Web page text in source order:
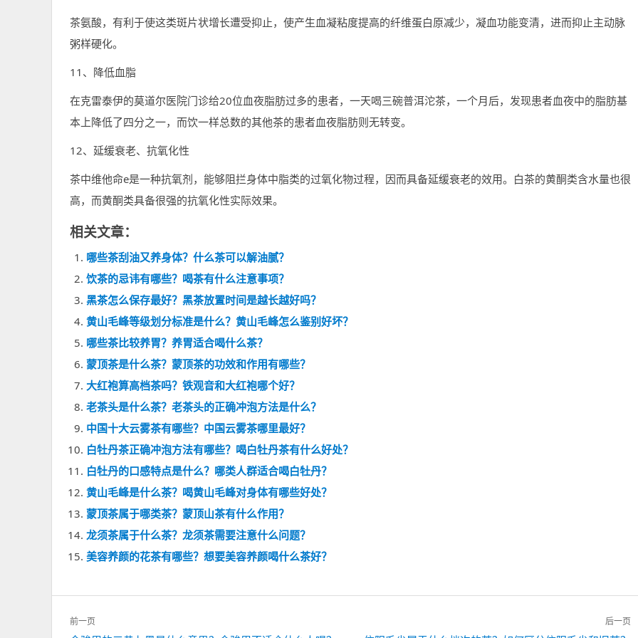
茶氨酸，有利于使这类斑片状增长遭受抑止，使产生血凝粘度提高的纤维蛋白原减少，凝血功能变清，进而抑止主动脉
粥样硬化。
11、降低血脂
在克雷泰伊的莫道尔医院门诊给20位血夜脂肪过多的患者，一天喝三碗普洱沱茶，一个月后，发现患者血夜中的脂肪基
本上降低了四分之一，而饮一样总数的其他茶的患者血夜脂肪则无转变。
12、延缓衰老、抗氧化性
茶中维他命e是一种抗氧剂，能够阻拦身体中脂类的过氧化物过程，因而具备延缓衰老的效用。白茶的黄酮类含水量也很
高，而黄酮类具备很强的抗氧化性实际效果。
相关文章：
哪些茶刮油又养身体？什么茶可以解油腻？
饮茶的忌讳有哪些？喝茶有什么注意事项？
黑茶怎么保存最好？黑茶放置时间是越长越好吗？
黄山毛峰等级划分标准是什么？黄山毛峰怎么鉴别好坏？
哪些茶比较养胃？养胃适合喝什么茶？
蒙顶茶是什么茶？蒙顶茶的功效和作用有哪些？
大红袍算高档茶吗？铁观音和大红袍哪个好？
老茶头是什么茶？老茶头的正确冲泡方法是什么？
中国十大云雾茶有哪些？中国云雾茶哪里最好？
白牡丹茶正确冲泡方法有哪些？喝白牡丹茶有什么好处？
白牡丹的口感特点是什么？哪类人群适合喝白牡丹？
黄山毛峰是什么茶？喝黄山毛峰对身体有哪些好处？
蒙顶茶属于哪类茶？蒙顶山茶有什么作用？
龙须茶属于什么茶？龙须茶需要注意什么问题？
美容养颜的花茶有哪些？想要美容养颜喝什么茶好？
文
前一页 后一页